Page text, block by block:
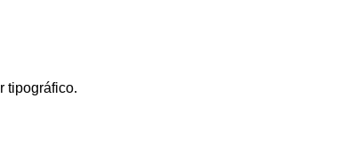
tipográfico.